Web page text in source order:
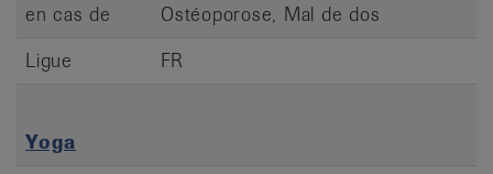
en cas de
Ostéoporose, Mal de dos
Ligue
FR
Yoga